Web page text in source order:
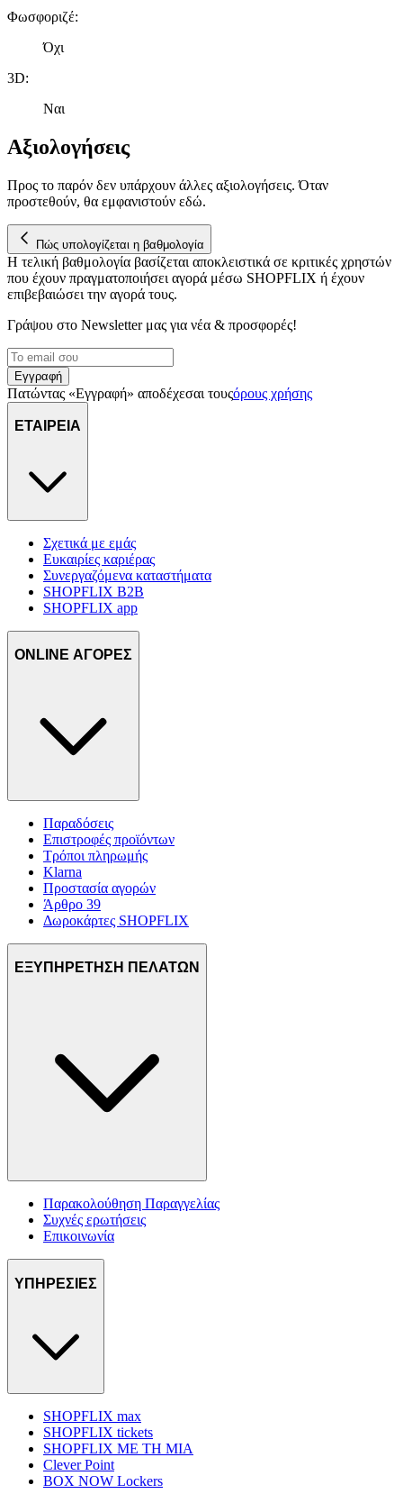
Φωσφοριζέ:
Όχι
3D:
Ναι
Αξιολογήσεις
Προς το παρόν δεν υπάρχουν άλλες αξιολογήσεις. Όταν
προστεθούν, θα εμφανιστούν εδώ.
Πώς υπολογίζεται η βαθμολογία
Η τελική βαθμολογία βασίζεται αποκλειστικά σε κριτικές χρηστών
που έχουν πραγματοποιήσει αγορά μέσω SHOPFLIX ή έχουν
επιβεβαιώσει την αγορά τους.
Γράψου στο Νewsletter μας για νέα & προσφορές!
Εγγραφή
Πατώντας «Εγγραφή» αποδέχεσαι τουςόρους χρήσης
ΕΤΑΙΡΕΙΑ
Σχετικά με εμάς
Ευκαιρίες καριέρας
Συνεργαζόμενα καταστήματα
SHOPFLIX B2B
SHOPFLIX app
ONLINE ΑΓΟΡΕΣ
Παραδόσεις
Επιστροφές προϊόντων
Τρόποι πληρωμής
Klarna
Προστασία αγορών
Άρθρο 39
Δωροκάρτες SHOPFLIX
ΕΞΥΠΗΡΕΤΗΣΗ ΠΕΛΑΤΩΝ
Παρακολούθηση Παραγγελίας
Συχνές ερωτήσεις
Επικοινωνία
ΥΠΗΡΕΣΙΕΣ
SHOPFLIX max
SHOPFLIX tickets
SHOPFLIX ΜΕ ΤΗ ΜΙΑ
Clever Point
BOX NOW Lockers